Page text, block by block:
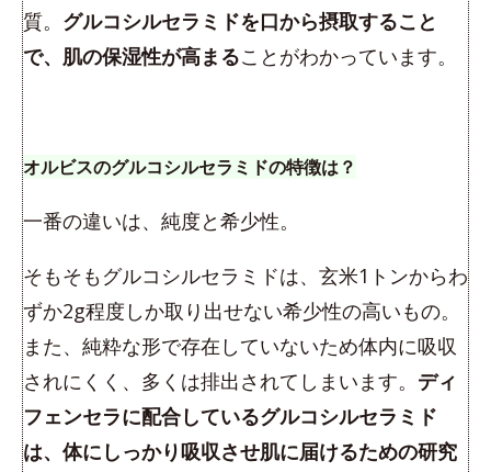
質。 グルコシルセラミドを口から摂取すること
で、肌の保湿性が高まることがわかっています。
オルビスのグルコシルセラミドの特徴は？
一番の違いは、純度と希少性。
そもそもグルコシルセラミドは、玄米1トンからわ
ずか2g程度しか取り出せない希少性の高いもの。
また、純粋な形で存在していないため体内に吸収
されにくく、多くは排出されてしまいます。 ディ
フェンセラに配合しているグルコシルセラミド
は、体にしっかり吸収させ肌に届けるための研究